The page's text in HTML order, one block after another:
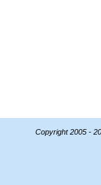
Copyright 2005 -